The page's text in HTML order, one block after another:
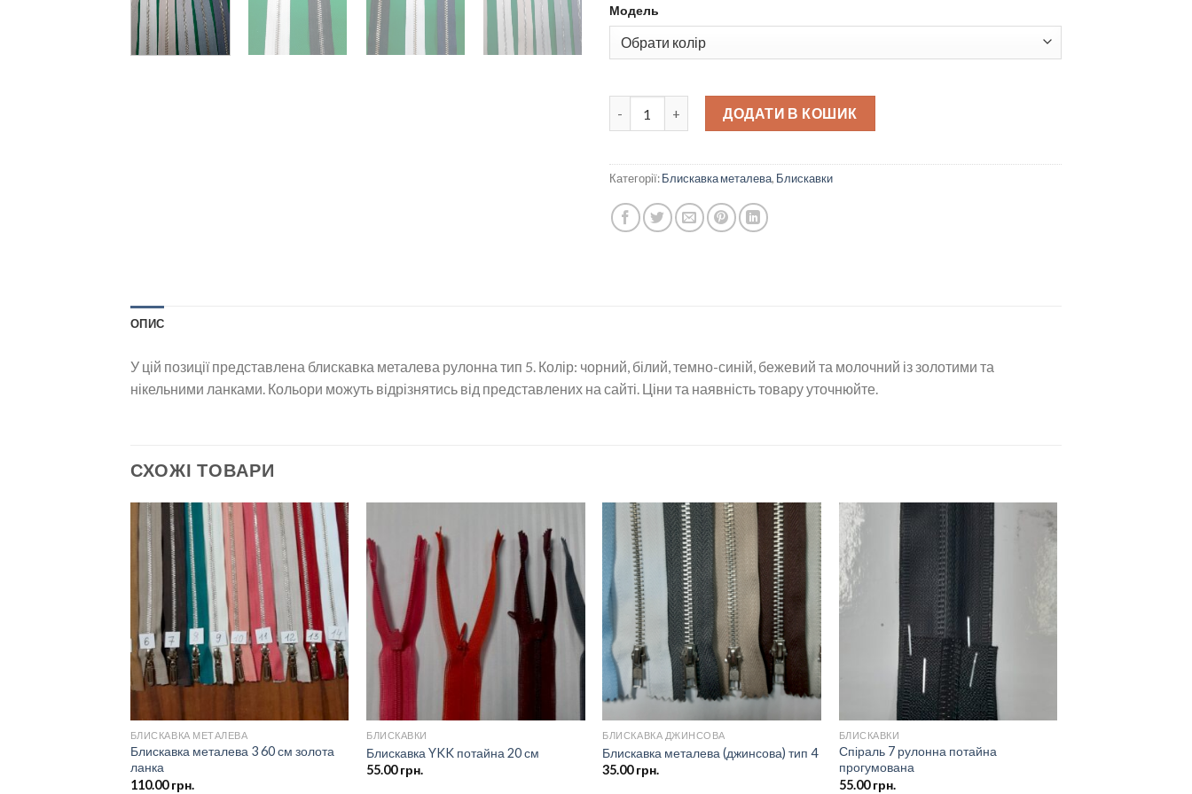
Модель
Блискавка металева рулонна тип 5 quantity
ДОДАТИ В КОШИК
Категорії:Блискавка металева, Блискавки
ОПИС
У цій позиції представлена блискавка металева рулонна тип 5. Колір: чорний, білий, темно-синій, бежевий та молочний із золотими та
нікельними ланками. Кольори можуть відрізнятись від представлених на сайті. Ціни та наявність товару уточнюйте.
СХОЖІ ТОВАРИ
Додати
до
списку
бажань
БЛИСКАВКА МЕТАЛЕВА
Блискавка металева 3 60 см золота
ланка
110.00грн.
Додати
списку
бажань
БЛИСКАВКИ
Блискавка YKK потайна 20 см
55.00грн.
Додати
до
списку
бажань
БЛИСКАВКА ДЖИНСОВА
Блискавка металева (джинсова) тип 4
35.00грн.
бажань
БЛИСКАВКИ
Спіраль 7 рулонна потайна
прогумована
55.00грн.